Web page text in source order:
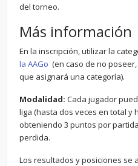
del torneo.
Más información
En la inscripción, utilizar la
la AAGo (en caso de no
que asignará una categoría).
Modalidad: Cada jugador
liga (hasta dos veces en total y
obteniendo 3 puntos por
perdida.
Los resultados y posiciones se